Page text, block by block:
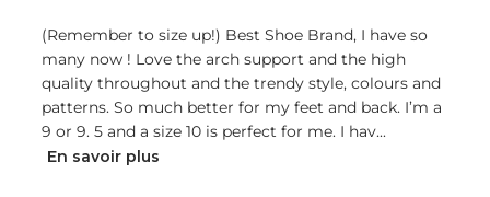
(Remember to size up!) Best Shoe Brand, I have so
many now ! Love the arch support and the high
quality throughout and the trendy style, colours and
patterns. So much better for my feet and back. I’m a
9 or 9. 5 and a size 10 is perfect for me. I hav...
En savoir plus